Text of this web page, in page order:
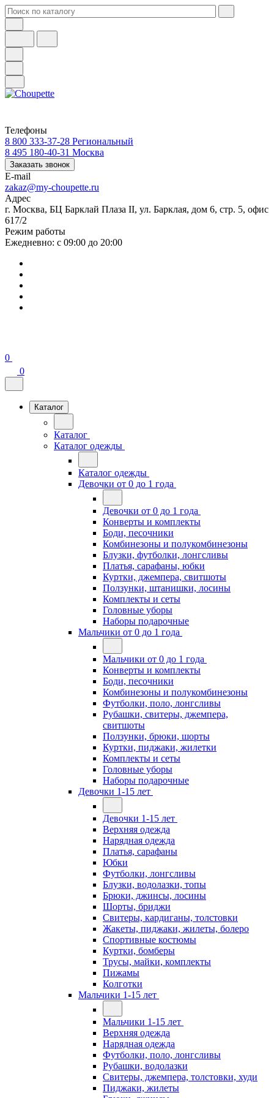
Телефоны
8 800 333-37-28 Региональный
8 495 180-40-31 Москва
Заказать звонок
E-mail
zakaz@my-choupette.ru
Адрес
г. Москва, БЦ Барклай Плаза II, ул. Барклая, дом 6, стр. 5, офис
617/2
Режим работы
Ежедневно: с 09:00 до 20:00
0
0
Каталог
Каталог
Каталог одежды
Каталог одежды
Девочки от 0 до 1 года
Девочки от 0 до 1 года
Конверты и комплекты
Боди, песочники
Комбинезоны и полукомбинезоны
Блузки, футболки, лонгсливы
Платья, сарафаны, юбки
Куртки, джемпера, свитшоты
Ползунки, штанишки, лосины
Комплекты и сеты
Головные уборы
Наборы подарочные
Мальчики от 0 до 1 года
Мальчики от 0 до 1 года
Конверты и комплекты
Боди, песочники
Комбинезоны и полукомбинезоны
Футболки, поло, лонгсливы
Рубашки, свитеры, джемпера,
свитшоты
Ползунки, брюки, шорты
Куртки, пиджаки, жилетки
Комплекты и сеты
Головные уборы
Наборы подарочные
Девочки 1-15 лет
Девочки 1-15 лет
Верхняя одежда
Нарядная одежда
Платья, сарафаны
Юбки
Футболки, лонгсливы
Блузки, водолазки, топы
Брюки, джинсы, лосины
Шорты, бриджи
Свитеры, кардиганы, толстовки
Жакеты, пиджаки, жилеты, болеро
Спортивные костюмы
Куртки, бомберы
Трусы, майки, комплекты
Пижамы
Колготки
Мальчики 1-15 лет
Мальчики 1-15 лет
Верхняя одежда
Нарядная одежда
Футболки, поло, лонгсливы
Рубашки, водолазки
Свитеры, джемпера, толстовки, худи
Пиджаки, жилеты